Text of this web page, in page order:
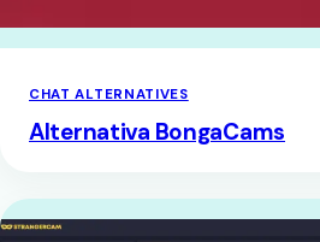
CHAT ALTERNATIVES
Alternativa BongaCams